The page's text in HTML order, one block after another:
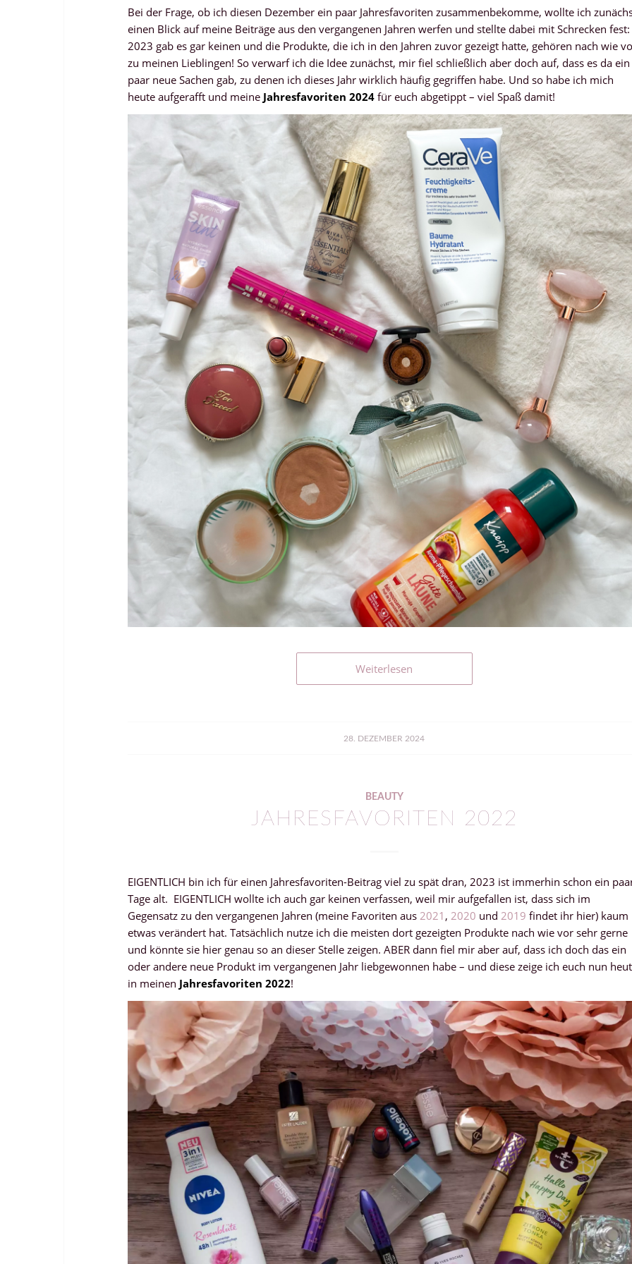
Bei der Frage, ob ich diesen Dezember ein paar Jahresfavoriten zusammenbekomme, wollte ich
einen Blick auf meine Beiträge aus den vergangenen Jahren werfen und stellte dabei mit Schrecken fest:
2023 gab es gar keinen und die Produkte, die ich in den Jahren zuvor gezeigt hatte, gehören nach wie
zu meinen Lieblingen! So verwarf ich die Idee zunächst, mir fiel schließlich aber doch auf, dass es da ein
paar neue Sachen gab, zu denen ich dieses Jahr wirklich häufig gegriffen habe. Und so habe ich mich
heute aufgerafft und meine Jahresfavoriten 2024 für euch abgetippt – viel Spaß damit!
Weiterlesen
28. DEZEMBER 2024
BEAUTY
JAHRESFAVORITEN 2022
EIGENTLICH bin ich für einen Jahresfavoriten-Beitrag viel zu spät dran, 2023 ist immerhin schon ein
Tage alt. EIGENTLICH wollte ich auch gar keinen verfassen, weil mir aufgefallen ist, dass sich im
Gegensatz zu den vergangenen Jahren (meine Favoriten aus 2021 , 2020 und 2019 findet ihr hier) kaum
etwas verändert hat. Tatsächlich nutze ich die meisten dort gezeigten Produkte nach wie vor sehr gerne
und könnte sie hier genau so an dieser Stelle zeigen. ABER dann fiel mir aber auf, dass ich doch das ein
oder andere neue Produkt im vergangenen Jahr liebgewonnen habe – und diese zeige ich euch nun
in meinen Jahresfavoriten 2022!